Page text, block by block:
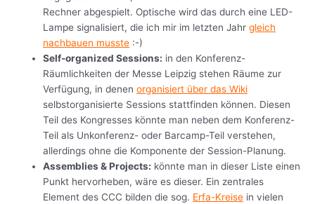
Rechner abgespielt. Optische wird das durch eine LED-
Lampe signalisiert, die ich mir im letzten Jahrgleich
nachbauen musste :-)
Self-organized Sessions: in den Konferenz-
Räumlichkeiten der Messe Leipzig stehen Räume zur
Verfügung, in denenorganisiert über das Wiki
selbstorganisierte Sessions stattfinden können. Diesen
Teil des Kongresses könnte man neben dem Konferenz-
Teil als Unkonferenz- oder Barcamp-Teil verstehen,
allerdings ohne die Komponente der Session-Planung.
Assemblies & Projects: könnte man in dieser Liste einen
Punkt hervorheben, wäre es dieser. Ein zentrales
Element des CCC bilden die sog. Erfa-Kreise in vielen